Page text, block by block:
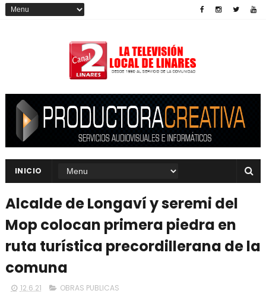
INICIO
Alcalde de Longaví y seremi del
Mop colocan primera piedra en
ruta turística precordillerana de la
comuna
12.6.21 OBRAS PUBLICAS